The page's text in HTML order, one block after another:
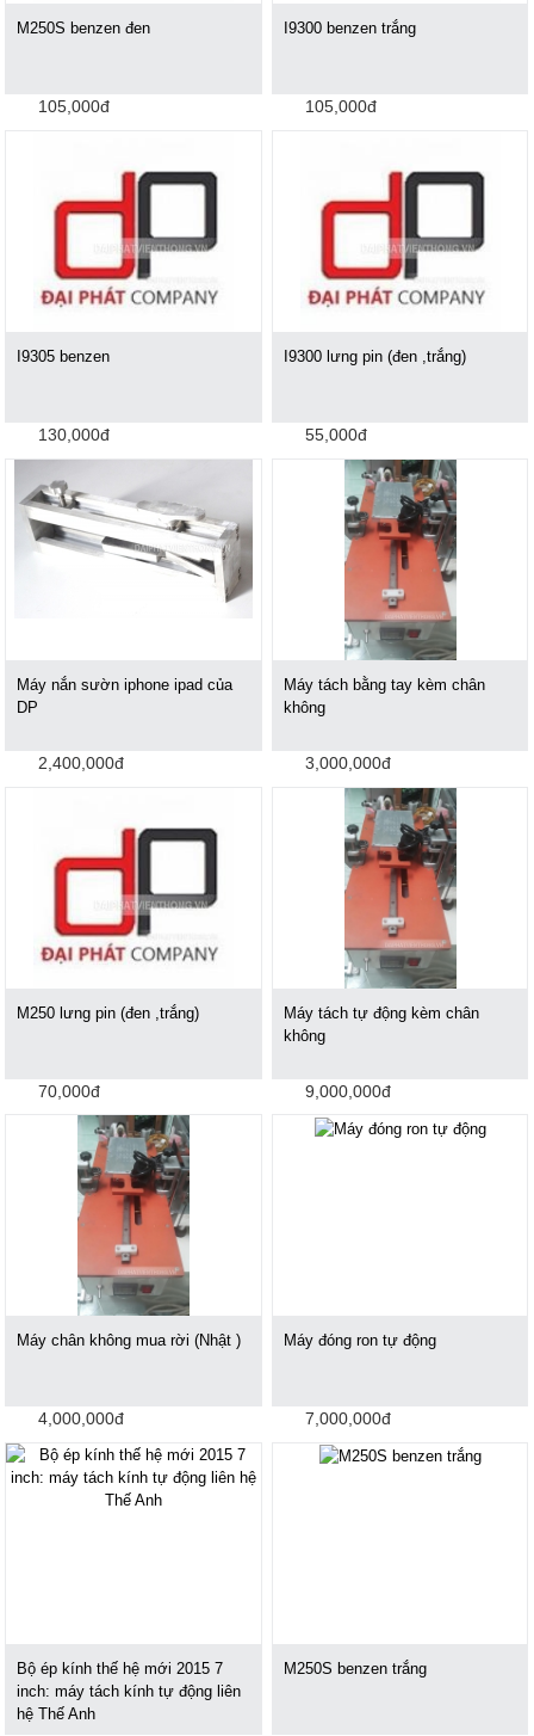
M250S benzen đen
105,000đ
I9300 benzen trắng
105,000đ
I9305 benzen
130,000đ
I9300 lưng pin (đen ,trắng)
55,000đ
Máy nắn sườn iphone ipad của
DP
2,400,000đ
Máy tách bằng tay kèm chân
không
3,000,000đ
M250 lưng pin (đen ,trắng)
70,000đ
Máy tách tự động kèm chân
không
9,000,000đ
Máy chân không mua rời (Nhật )
4,000,000đ
Máy đóng ron tự động
7,000,000đ
Bộ ép kính thế hệ mới 2015 7
inch: máy tách kính tự động liên
hệ Thế Anh
M250S benzen trắng